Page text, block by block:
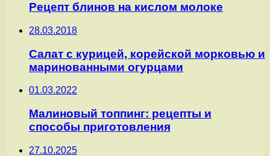
Рецепт блинов на кислом молоке
28.03.2018
Салат с курицей, корейской морковью и
маринованными огурцами
01.03.2022
Малиновый топпинг: рецепты и
способы приготовления
27.10.2025